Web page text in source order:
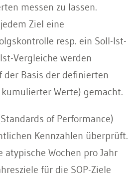
messen zu lassen.
Ziel eine
resp. ein Soll-Ist-
Vergleiche werden
der Basis der definierten
Werte) gemacht.
of Performance)
Kennzahlen überprüft.
atypische Wochen pro Jahr
für die SOP-Ziele